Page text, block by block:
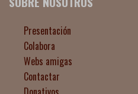
Presentación
Colabora
Webs amigas
Contactar